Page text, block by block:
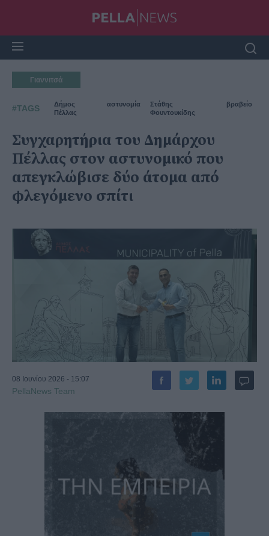
Γιαννιτσά
#TAGS
Δήμος
Πέλλας
αστυνομία
Στάθης
Φουντουκίδης
βραβείο
Συγχαρητήρια του Δημάρχου
Πέλλας στον αστυνομικό που
απεγκλώβισε δύο άτομα από
φλεγόμενο σπίτι
08 Ιουνίου 2026 - 15:07
PellaNews Team